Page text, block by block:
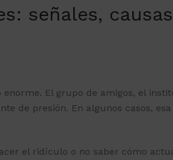
señales,
El grupo de amigos, el
de presión. En algunos casos,
el ridículo o no saber cómo